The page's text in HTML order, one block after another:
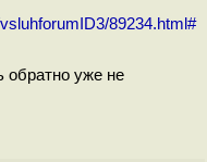
89234.html#
обратно уже не